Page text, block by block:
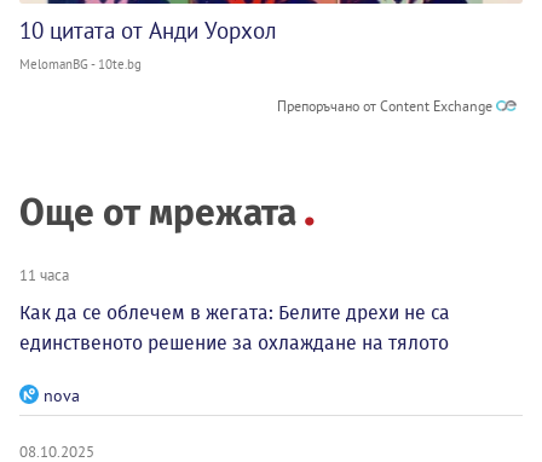
10 цитата от Анди Уорхол
MelomanBG - 10te.bg
Препоръчано от Content Exchange
Още от мрежата
11 часа
Как да се облечем в жегата: Белите дрехи не са
единственото решение за охлаждане на тялото
nova
08.10.2025